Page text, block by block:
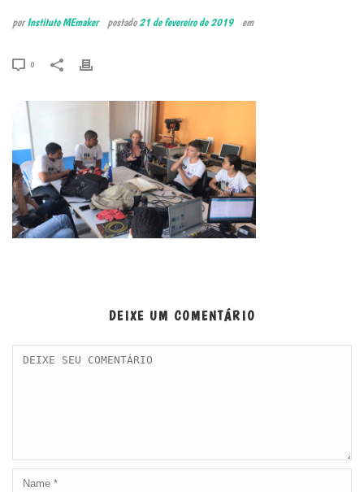
porInstituto MEmaker postado21 de fevereiro de 2019 em
0
DEIXE UM COMENTÁRIO